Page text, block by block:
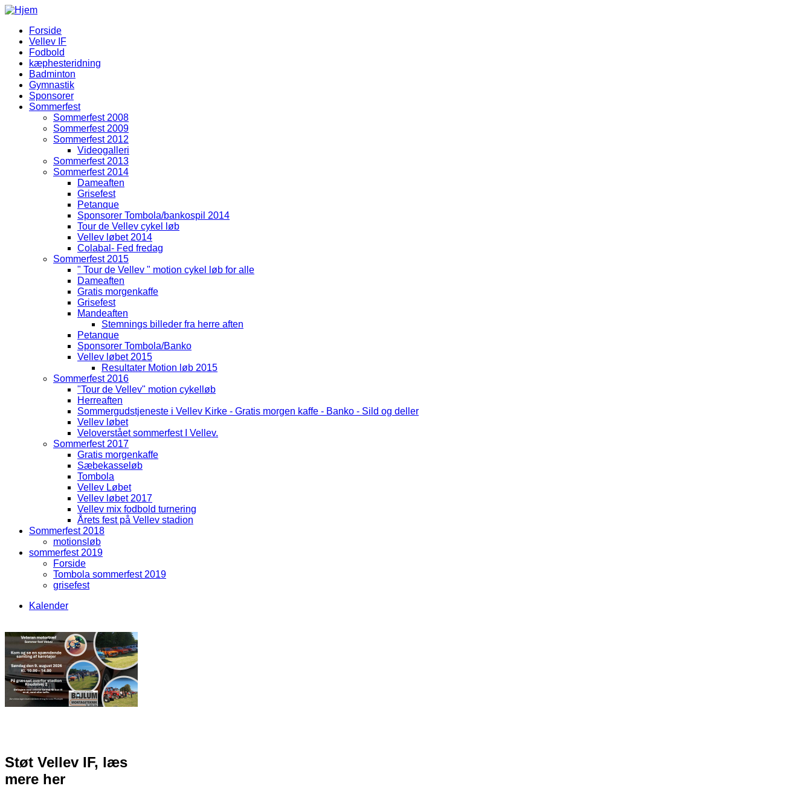
Gå til hovedindhold
Hovedmenu
Forside
Vellev IF
Fodbold
kæphesteridning
Badminton
Gymnastik
Sponsorer
Sommerfest
Sommerfest 2008
Sommerfest 2009
Sommerfest 2012
Videogalleri
Sommerfest 2013
Sommerfest 2014
Dameaften
Grisefest
Petanque
Sponsorer Tombola/bankospil 2014
Tour de Vellev cykel løb
Vellev løbet 2014
Colabal- Fed fredag
Sommerfest 2015
" Tour de Vellev " motion cykel løb for alle
Dameaften
Gratis morgenkaffe
Grisefest
Mandeaften
Stemnings billeder fra herre aften
Petanque
Sponsorer Tombola/Banko
Vellev løbet 2015
Resultater Motion løb 2015
Sommerfest 2016
"Tour de Vellev" motion cykelløb
Herreaften
Sommergudstjeneste i Vellev Kirke - Gratis morgen kaffe - Banko - Sild og deller
Vellev løbet
Veloverstået sommerfest I Vellev.
Sommerfest 2017
Gratis morgenkaffe
Sæbekasseløb
Tombola
Vellev Løbet
Vellev løbet 2017
Vellev mix fodbold turnering
Årets fest på Vellev stadion
Sommerfest 2018
motionsløb
sommerfest 2019
Forside
Tombola sommerfest 2019
grisefest
Kalender
Støt Vellev IF, læs
mere her